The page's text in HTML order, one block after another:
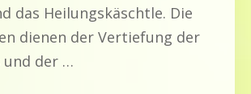
das Heilungskäschtle. Die
dienen der Vertiefung der
und der …